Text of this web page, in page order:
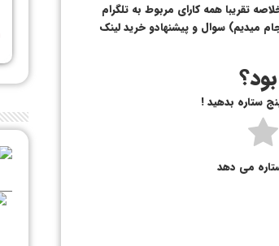
تقریبا همه کارای مربوط به تلگرام
میدیم) سوال و پیشنهادو خرید لینک
ستاره بدهید !
می دهد